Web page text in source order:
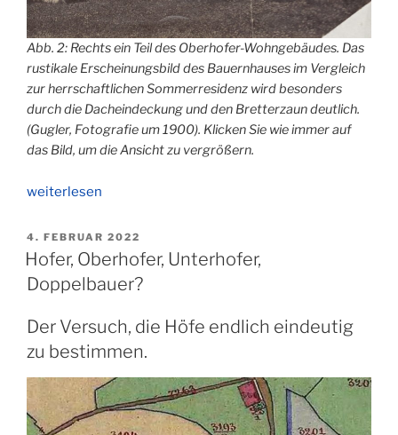
Abb. 2: Rechts ein Teil des Oberhofer-Wohngebäudes. Das
rustikale Erscheinungsbild des Bauernhauses im Vergleich
zur herrschaftlichen Sommerresidenz wird besonders
durch die Dacheindeckung und den Bretterzaun deutlich.
(Gugler, Fotografie um 1900). Klicken Sie wie immer auf
das Bild, um die Ansicht zu vergrößern.
„Oberhofer,
Doppelbauer
(1)“
weiterlesen
VERÖFFENTLICHT
AM
4. FEBRUAR 2022
Hofer, Oberhofer, Unterhofer,
Doppelbauer?
Der Versuch, die Höfe endlich eindeutig
zu bestimmen.